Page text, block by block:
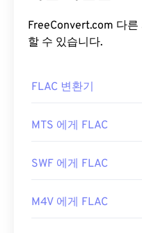
MKV 파일을 여는 가장
표준이 아니기 때문에
또한 MKV는 파일 크기
따라서 MKV 파일을 여
하는 것입니다. 이를 위
있는 사이트에서
본 크기의 약 50~70%
하여 이를 구현합니다.
FLAC 파일을
이어입니다. FLAC에
프로그래밍 인터페이
저작권 관리(DRM)가
FreeConvert.com 다른 파일도 FLAC
할 수 있습니다.
FLAC 변환기
MTS 에게 FLAC
SWF 에게 FLAC
M4V 에게 FLAC